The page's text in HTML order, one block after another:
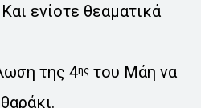
ενίοτε θεαματικά
της 4ης του Μάη να